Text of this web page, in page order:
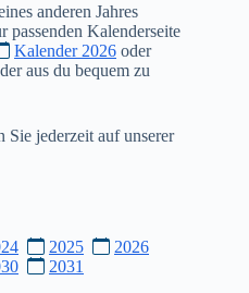
anderen Jahres
passenden Kalenderseite
Kalender 2026 oder
aus du bequem zu
jederzeit auf unserer
2025
2026
2031